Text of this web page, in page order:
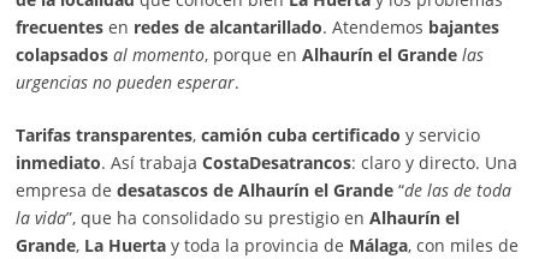
frecuentesen redes de alcantarillado. Atendemos bajantes
colapsados al momento, porque en Alhaurín el Grande las
urgencias no pueden esperar.
Tarifas transparentes, camión cuba certificado y servicio
inmediato. Así trabaja CostaDesatrancos: claro y directo. Una
empresa de desatascos de Alhaurín el Grande“de las de toda
la vida”, que ha consolidado su prestigio en Alhaurín el
Grande, La Huertay toda la provincia de Málaga, con miles de